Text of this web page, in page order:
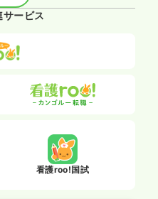
ービス
看護roo!国試